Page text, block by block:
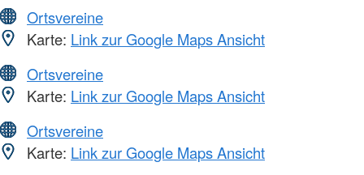
Ortsvereine
Karte: Link zur Google Maps Ansicht
Ortsvereine
Karte: Link zur Google Maps Ansicht
Ortsvereine
Karte: Link zur Google Maps Ansicht